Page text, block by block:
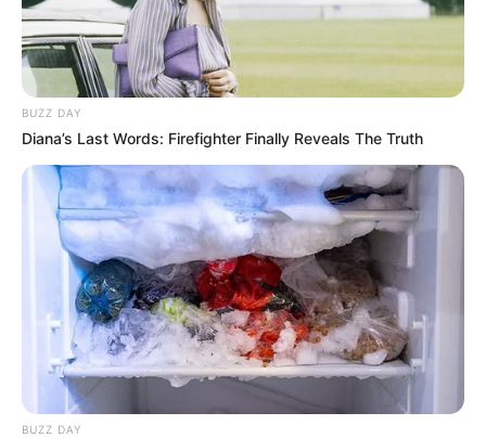
BUZZ DAY
Diana’s Last Words: Firefighter Finally Reveals The Truth
BUZZ DAY